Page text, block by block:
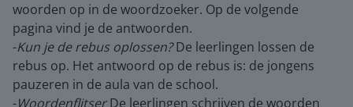
woorden op in de woordzoeker. Op de volgende
pagina vind je de antwoorden.
-Kun je de rebus oplossen?De leerlingen lossen de
rebus op. Het antwoord op de rebus is: de jongens
pauzeren in de aula van de school.
-WoordenflitserDe leerlingen schrijven de woorden